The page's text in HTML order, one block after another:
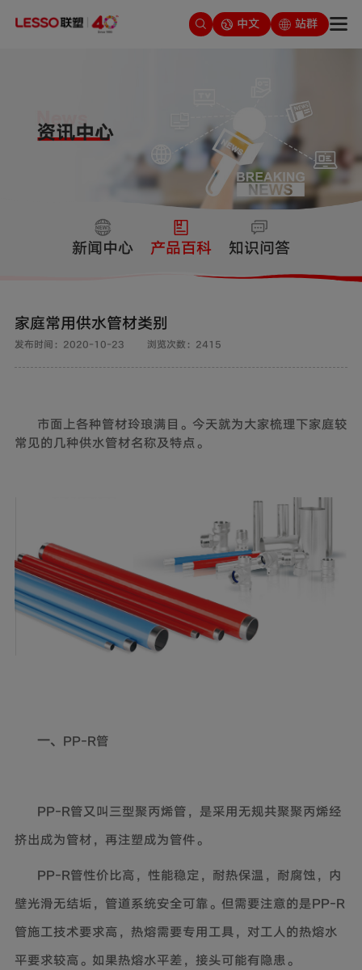
中文 站群
新闻中心 产品百科 知识问答
家庭常用供水管材类别
发布时间：2020-10-23 浏览次数：2415
市面上各种管材玲琅满目。今天就为大家梳理下家庭较
常见的几种供水管材名称及特点。
一、 PP-R管
PP-R管又叫三型聚丙烯管，是采用无规共聚聚丙烯经
挤出成为管材， 再注塑成为管件。
PP-R管性价比高，性能稳定，耐热保温，耐腐蚀，内
壁光滑无结垢，管道系统安全可靠。 但需要注意的是PP-R
管施工技术要求高，热熔需要专用工具，对工人的热熔水
平要求较高。如果热熔水平差，接头可能有隐患。